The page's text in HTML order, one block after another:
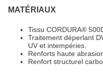
MATÉRIAUX
Tissu CORDURA®
Traitement déperlant
UV et intempéries.
Renforts haute
Renfort structurel